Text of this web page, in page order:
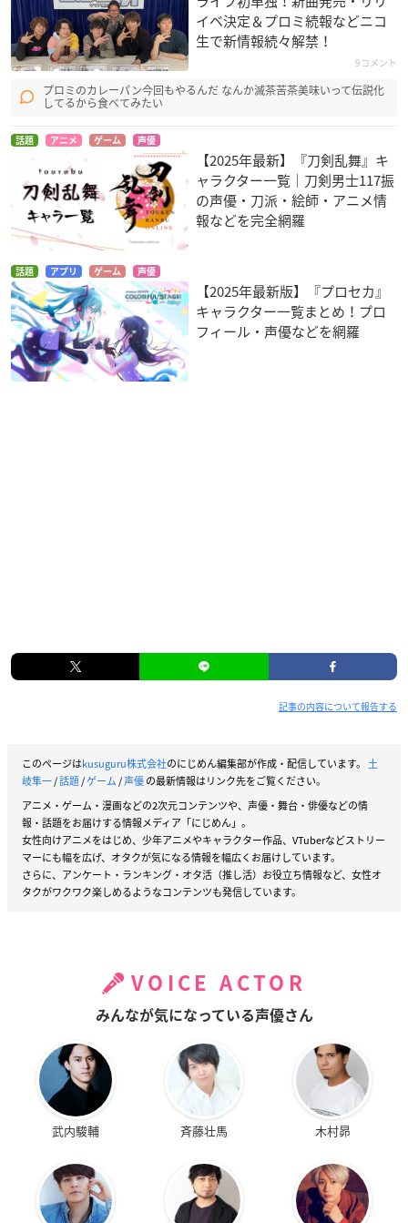
イベ決定＆プロミ続報などニコ
生で新情報続々解禁！
9コメント
プロミのカレーパン今回もやるんだ なんか滅茶苦茶美味いって伝説化
してるから食べてみたい
話題 アニメ ゲーム 声優
【2025年最新】『刀剣乱舞』キ
ャラクター一覧｜刀剣男士117振
の声優・刀派・絵師・アニメ情
報などを完全網羅
話題 アプリ ゲーム 声優
【2025年最新版】『プロセカ』
キャラクター一覧まとめ！プロ
フィール・声優などを網羅
記事の内容について報告する
このページはkusuguru株式会社のにじめん編集部が作成・配信しています。 土
岐隼一/話題/ゲーム/声優の最新情報はリンク先をご覧ください。
アニメ・ゲーム・漫画などの2次元コンテンツや、声優・舞台・俳優などの情
報・話題をお届けする情報メディア「にじめん」。
女性向けアニメをはじめ、少年アニメやキャラクター作品、VTuberなどストリー
マーにも幅を広げ、オタクが気になる情報を幅広くお届けしています。
さらに、アンケート・ランキング・オタ活（推し活）お役立ち情報など、女性オ
タクがワクワク楽しめるようなコンテンツも発信しています。
VOICE ACTOR
みんなが気になっている声優さん
武内駿輔 斉藤壮馬 木村昴